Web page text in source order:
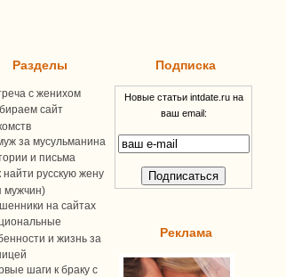
Разделы
с женихом
сайт
за мусульманина
и письма
найти русскую жену
мужчин)
на сайтах
и жизнь за
шаги к браку с
Подписка
Новые статьи intdate.ru на
ваш email:
Реклама